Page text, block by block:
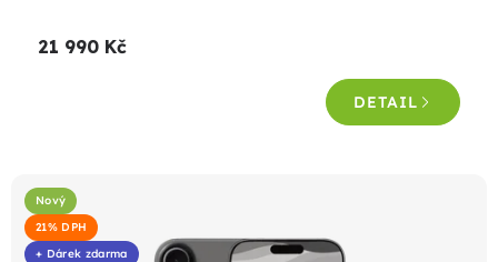
21 990 Kč
DETAIL
Nový
21% DPH
+ Dárek zdarma